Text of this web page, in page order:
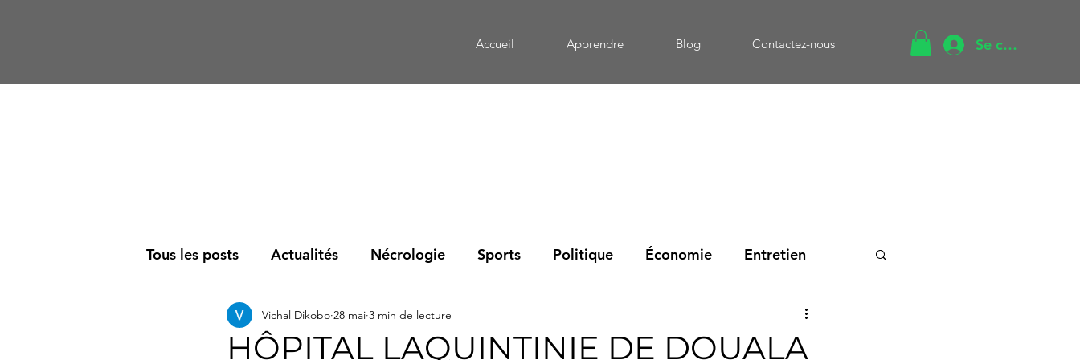
Accueil Apprendre Blog Contactez-nous Se connecter
Tous les posts Actualités Nécrologie Sports Politique Économie Entretien
Société Podcast Reportage Mémoire
HÔPITAL LAQUINTINIE DE DOUALA
Vichal Dikobo 28 mai 3 min de lecture